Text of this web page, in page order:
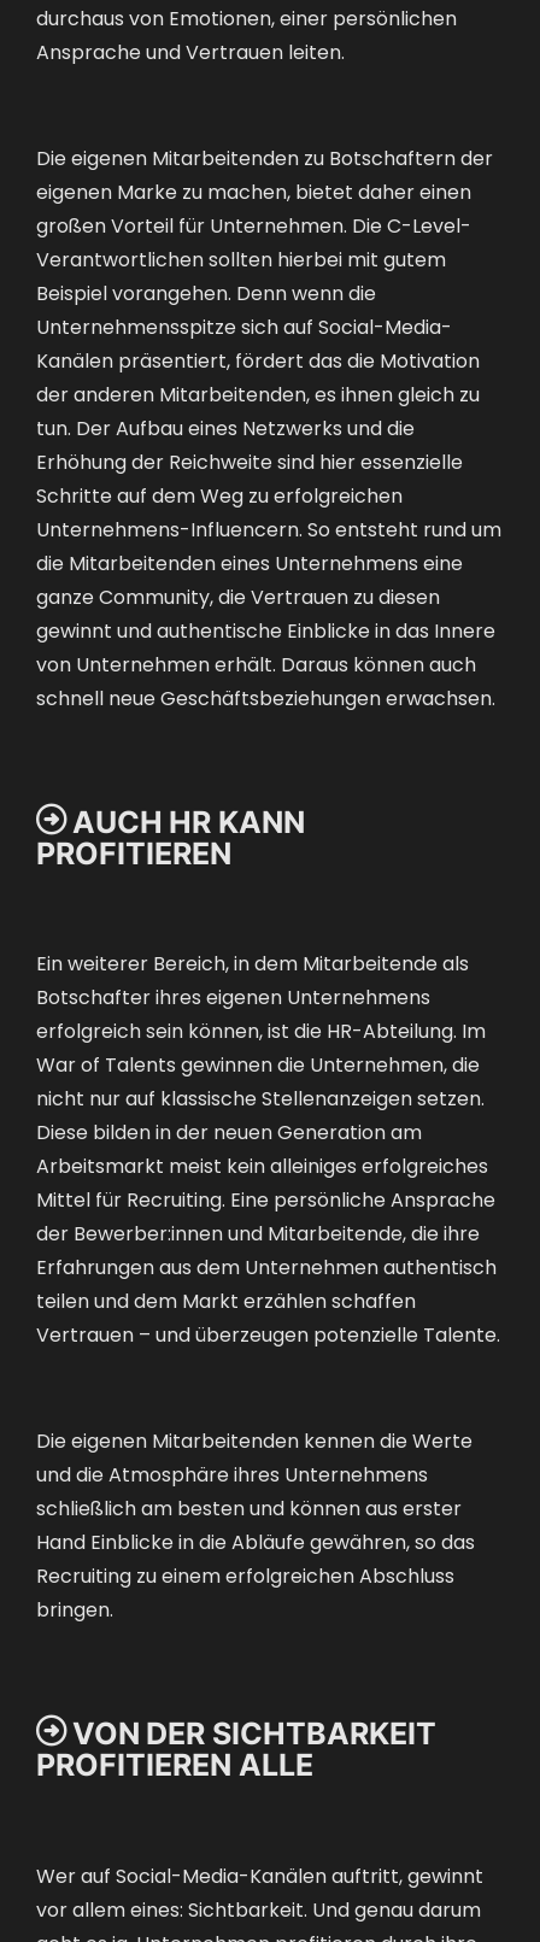
durchaus von Emotionen, einer persönlichen
Ansprache und Vertrauen leiten.
Die eigenen Mitarbeitenden zu Botschaftern der
eigenen Marke zu machen, bietet daher einen
großen Vorteil für Unternehmen. Die C-Level-
Verantwortlichen sollten hierbei mit gutem
Beispiel vorangehen. Denn wenn die
Unternehmensspitze sich auf Social-Media-
Kanälen präsentiert, fördert das die Motivation
der anderen Mitarbeitenden, es ihnen gleich zu
tun. Der Aufbau eines Netzwerks und die
Erhöhung der Reichweite sind hier essenzielle
Schritte auf dem Weg zu erfolgreichen
Unternehmens-Influencern. So entsteht rund um
die Mitarbeitenden eines Unternehmens eine
ganze Community, die Vertrauen zu diesen
gewinnt und authentische Einblicke in das Innere
von Unternehmen erhält. Daraus können auch
schnell neue Geschäftsbeziehungen erwachsen.
 AUCH HR KANN
PROFITIEREN
Ein weiterer Bereich, in dem Mitarbeitende als
Botschafter ihres eigenen Unternehmens
erfolgreich sein können, ist die HR-Abteilung. Im
War of Talents gewinnen die Unternehmen, die
nicht nur auf klassische Stellenanzeigen setzen.
Diese bilden in der neuen Generation am
Arbeitsmarkt meist kein alleiniges erfolgreiches
Mittel für Recruiting. Eine persönliche Ansprache
der Bewerber:innen und Mitarbeitende, die ihre
Erfahrungen aus dem Unternehmen authentisch
teilen und dem Markt erzählen schaffen
Vertrauen – und überzeugen potenzielle Talente.
Die eigenen Mitarbeitenden kennen die Werte
und die Atmosphäre ihres Unternehmens
schließlich am besten und können aus erster
Hand Einblicke in die Abläufe gewähren, so das
Recruiting zu einem erfolgreichen Abschluss
bringen.
VON DER SICHTBARKEIT
PROFITIEREN ALLE
Wer auf Social-Media-Kanälen auftritt, gewinnt
vor allem eines: Sichtbarkeit. Und genau darum